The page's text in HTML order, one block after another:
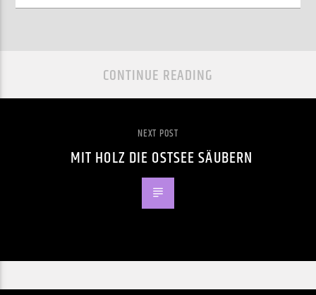
CONTINUE READING
NEXT POST
MIT HOLZ DIE OSTSEE SÄUBERN